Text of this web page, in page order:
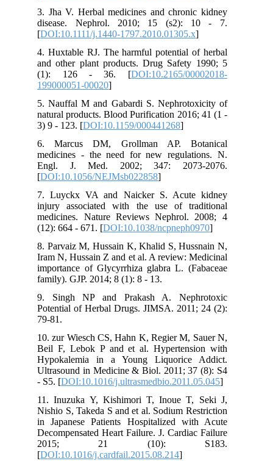
3. Jha V. Herbal medicines and chronic kidney
disease. Nephrol. 2010; 15 (s2): 10 - 7.
[DOI:10.1111/j.1440-1797.2010.01305.x
4. Huxtable RJ. The harmful potential of herbal
and other plant products. Drug Safety 1990; 5
(1): 126 - 36. [DOI:10.2165/00002018-
199000051-00020
5. Nauffal M and Gabardi S. Nephrotoxicity of
natural products. Blood Purification 2016; 41 (1 -
3) 9 - 123. [DOI:10.1159/000441268
6. Marcus DM, Grollman AP. Botanical
medicines - the need for new regulations. N.
Engl. J. Med. 2002; 347: 2073-2076.
[DOI:10.1056/NEJMsb022858
7. Luyckx VA and Naicker S. Acute kidney
injury associated with the use of traditional
medicines. Nature Reviews Nephrol. 2008; 4
(12): 664 - 671. [DOI:10.1038/ncpneph0970
8. Parvaiz M, Hussain K, Khalid S, Hussnain N,
Iram N, Hussain Z and et al. A review: Medicinal
importance of Glycyrrhiza glabra L. (Fabaceae
family). GJP. 2014; 8 (1): 8 - 13.
9. Singh NP and Prakash A. Nephrotoxic
Potential of Herbal Drugs. JIMSA. 2011; 24 (2):
79-81.
10. zur Wiesch CS, Hahn K, Regier M, Sauer N,
Beil F, Lebok P and et al. Hypertension with
Hypokalemia in a Young Liquorice Addict.
Ultrasound in Medicine & Biol. 2011; 37 (8): S4
- S5. [DOI:10.1016/j.ultrasmedbio.2011.05.045
11. Inuzuka Y, Kishimori T, Inoue T, Seki J,
Nishio S, Takeda S and et al. Sodium Restriction
in Japanese Patients Hospitalized with Acute
Decompensated Heart Failure. J. Cardiac Failure
2015; 21 (10): S183.
[DOI:10.1016/j.cardfail.2015.08.214